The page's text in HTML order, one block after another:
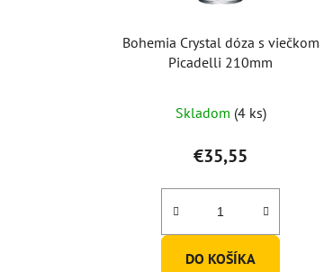
Bohemia Crystal dóza s viečkom
Picadelli 210mm
Skladom (4 ks)
€35,55
DO KOŠÍKA